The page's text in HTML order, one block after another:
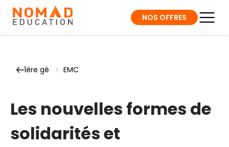
NOS OFFRES
1ère gé > EMC
Les nouvelles formes de
solidarités et